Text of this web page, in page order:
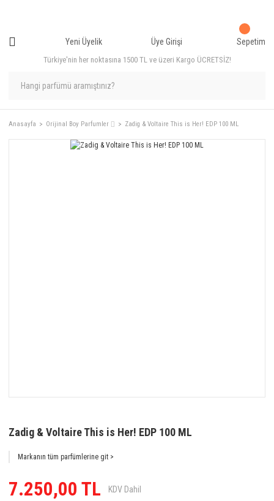
Türkiye'nin her noktasına 1500 TL ve üzeri Kargo ÜCRETSİZ!
Yeni Üyelik Üye Girişi Sepetim
Anasayfa Orijinal Boy Parfumler ⌷ Zadig & Voltaire This is Her! EDP 100 ML
Zadig & Voltaire This is Her! EDP 100 ML
Markanın tüm parfümlerine git >
7.250,00 TL KDV Dahil